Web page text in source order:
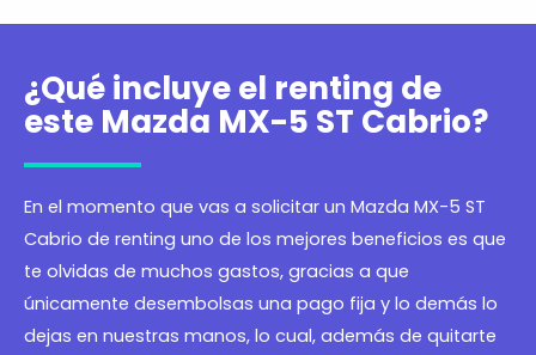
¿Qué incluye el renting de
este Mazda MX-5 ST Cabrio?
En el momento que vas a solicitar un Mazda MX-5 ST
Cabrio de renting uno de los mejores beneficios es que
te olvidas de muchos gastos, gracias a que
únicamente desembolsas una pago fija y lo demás lo
dejas en nuestras manos, lo cual, además de quitarte